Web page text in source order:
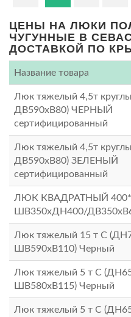
ЦЕНЫ НА ЛЮКИ
ЧУГУННЫЕ В
ДОСТАВКОЙ ПО
Название товара
Люк тяжелый 4,5т
ДВ590хВ80) ЧЕРНЫЙ
сертифицированный
Люк тяжелый 4,5т
ДВ590хВ80) ЗЕЛЕНЫЙ
сертифицированный
ЛЮК КВАДРАТНЫЙ
ШВ350хДН400/
Люк тяжелый 15 т С
ШВ590хВ110) Черный
Люк тяжелый 5 т С
ШВ580хВ115) Черный
Люк тяжелый 5 т С